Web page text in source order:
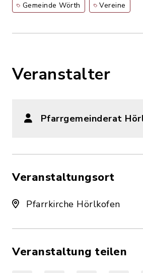
Gemeinde Wörth Vereine
Veranstalter
Pfarrgemeinderat
Veranstaltungsort
Pfarrkirche Hörlkofen
Veranstaltung teilen